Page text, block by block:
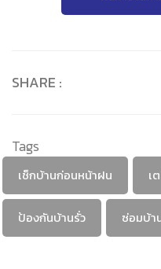
SHARE :
Tags
เช็กบ้านก่อนหน้าฝน เ
ป้องกันบ้านรั่ว ซ่อมบ้